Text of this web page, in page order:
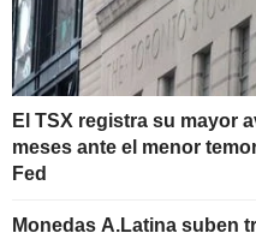
El TSX registra su mayor
meses ante el menor
Fed
Monedas A.Latina suben